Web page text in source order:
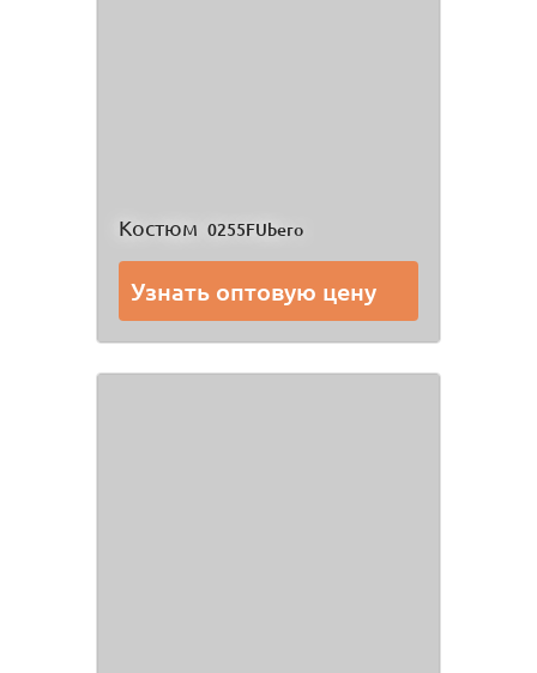
Костюм 0255FUbero
Узнать оптовую цену